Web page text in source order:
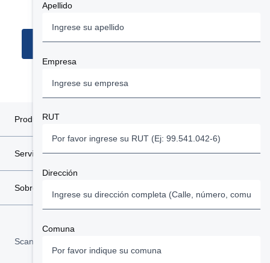
Encuentre su concesionario más cercano
Apellido
Empresa
RUT
Dirección
Comuna
Productos
Servicios
Sobre Scania
Scania in Your Region: